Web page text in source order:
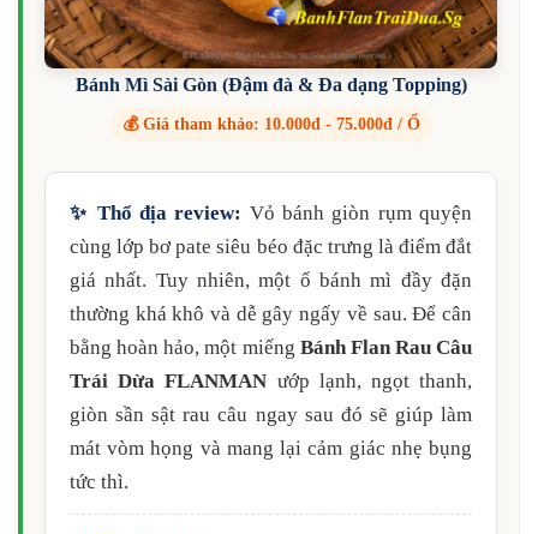
Bánh Mì Sài Gòn (Đậm đà & Đa dạng Topping)
💰 Giá tham khảo: 10.000đ - 75.000đ / Ổ
✨ Thổ địa review: Vỏ bánh giòn rụm quyện
cùng lớp bơ pate siêu béo đặc trưng là điểm đắt
giá nhất. Tuy nhiên, một ổ bánh mì đầy đặn
thường khá khô và dễ gây ngấy về sau. Để cân
bằng hoàn hảo, một miếng Bánh Flan Rau Câu
Trái Dừa FLANMAN ướp lạnh, ngọt thanh,
giòn sần sật rau câu ngay sau đó sẽ giúp làm
mát vòm họng và mang lại cảm giác nhẹ bụng
tức thì.